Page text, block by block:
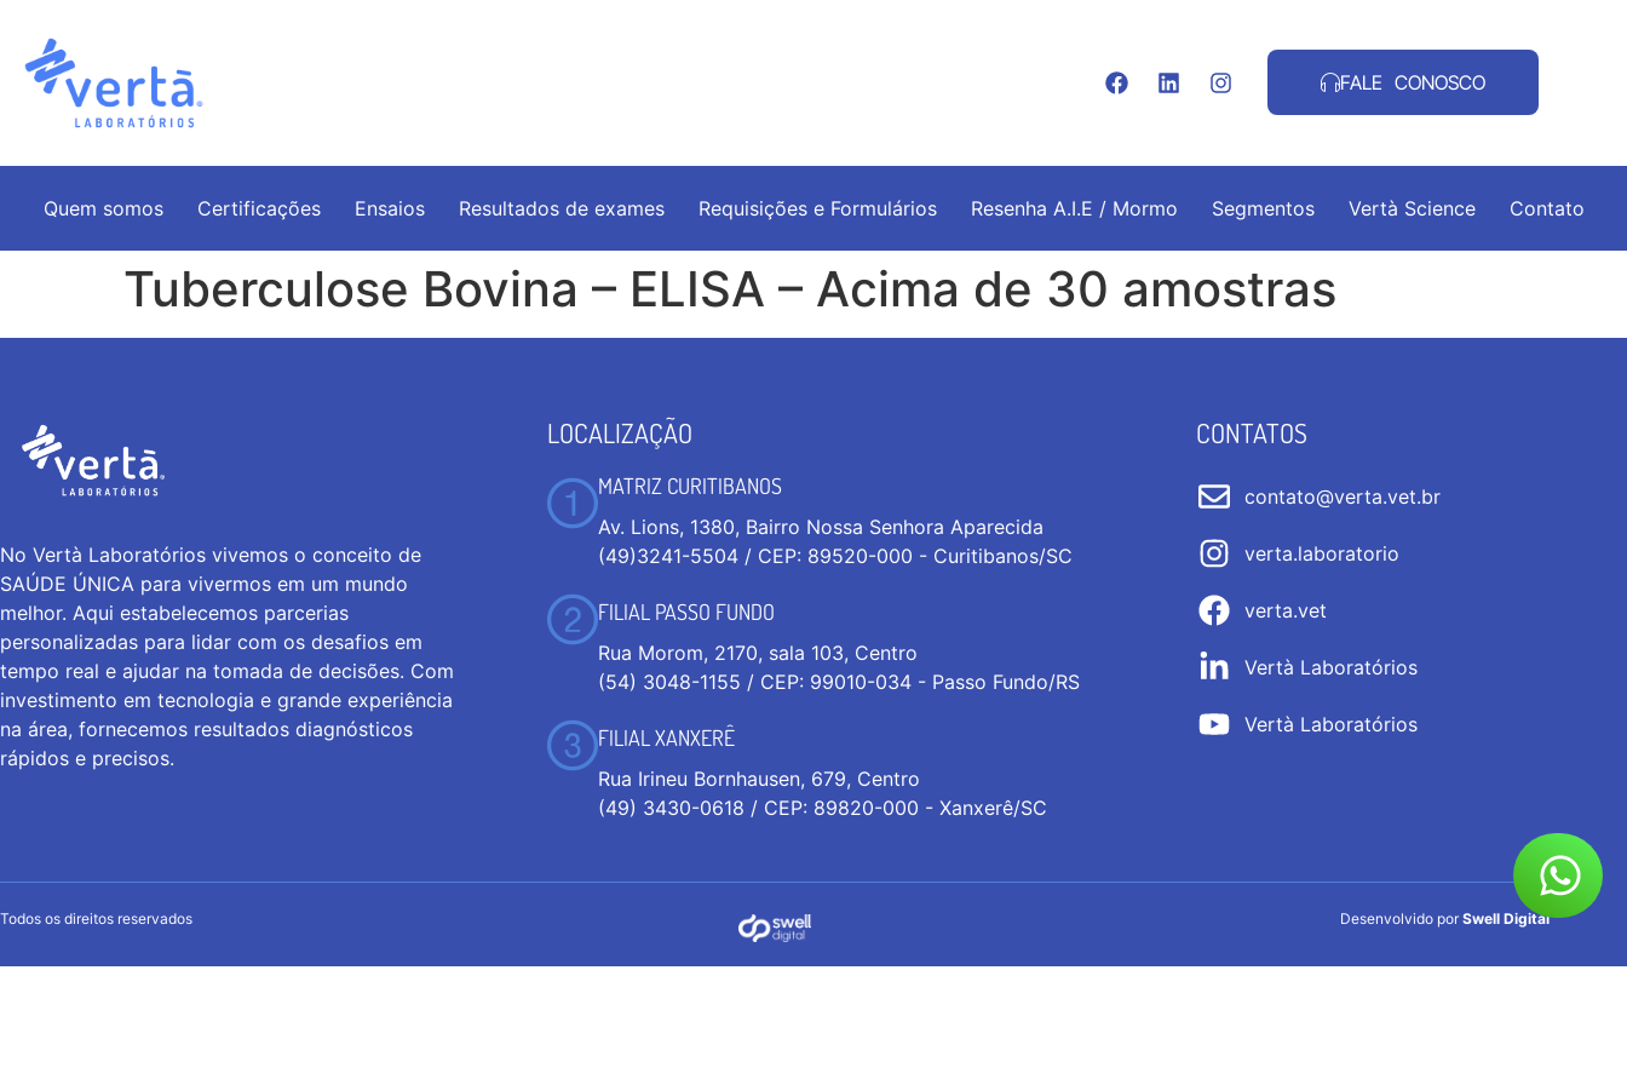
FALE CONOSCO
Quem somos Certificações Ensaios Resultados de exames Requisições e Formulários Resenha A.I.E / Mormo Segmentos Vertà Science Contato
Tuberculose Bovina – ELISA – Acima de 30 amostras
No Vertà Laboratórios vivemos o conceito de
SAÚDE ÚNICA para vivermos em um mundo
melhor. Aqui estabelecemos parcerias
personalizadas para lidar com os desafios em
tempo real e ajudar na tomada de decisões. Com
investimento em tecnologia e grande experiência
na área, fornecemos resultados diagnósticos
rápidos e precisos.
LOCALIZAÇÃO
MATRIZ CURITIBANOS
Av. Lions, 1380, Bairro Nossa Senhora Aparecida
(49)3241-5504 / CEP: 89520-000 - Curitibanos/SC
FILIAL PASSO FUNDO
Rua Morom, 2170, sala 103, Centro
(54) 3048-1155 / CEP: 99010-034 - Passo Fundo/RS
FILIAL XANXERÊ
Rua Irineu Bornhausen, 679, Centro
(49) 3430-0618 / CEP: 89820-000 - Xanxerê/SC
CONTATOS
contato@verta.vet.br
verta.laboratorio
verta.vet
Vertà Laboratórios
Vertà Laboratórios
Todos os direitos reservados Desenvolvido por Swell Digital